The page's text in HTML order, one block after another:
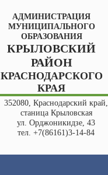
АДМИНИСТРАЦИЯ
МУНИЦИПАЛЬНОГО
ОБРАЗОВАНИЯ
КРЫЛОВСКИЙ
РАЙОН
КРАСНОДАРСКОГО
КРАЯ
352080, Краснодарский край,
станица Крыловская
ул. Орджоникидзе, 43
тел. +7(86161)3-14-84